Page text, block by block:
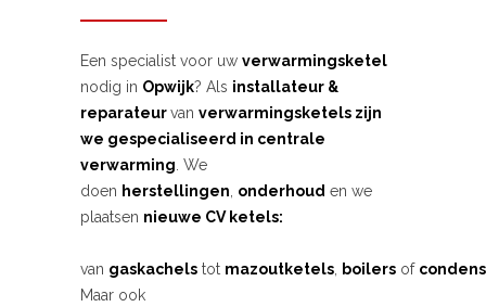
Een specialist voor uw verwarmingsketel
nodig in Opwijk? Als installateur &
reparateurvan verwarmingsketels zijn
we gespecialiseerd in centrale
verwarming . We
doen herstellingen onderhoud en we
plaatsen nieuwe CV ketels:
van gaskachels tot mazoutketels boilers of
Maar ook